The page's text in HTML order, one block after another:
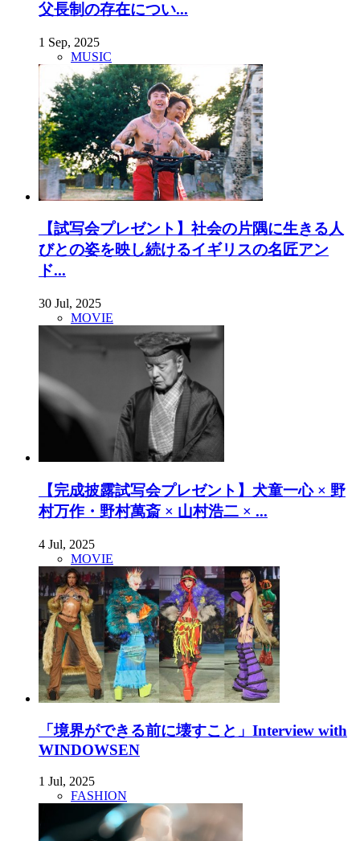
父長制の存在につい...
1 Sep, 2025
MUSIC
【試写会プレゼント】社会の片隅に生きる人
びとの姿を映し続けるイギリスの名匠アン
ド...
30 Jul, 2025
MOVIE
【完成披露試写会プレゼント】犬童一心 × 野
村万作・野村萬斎 × 山村浩二 × ...
4 Jul, 2025
MOVIE
「境界ができる前に壊すこと」Interview with
WINDOWSEN
1 Jul, 2025
FASHION